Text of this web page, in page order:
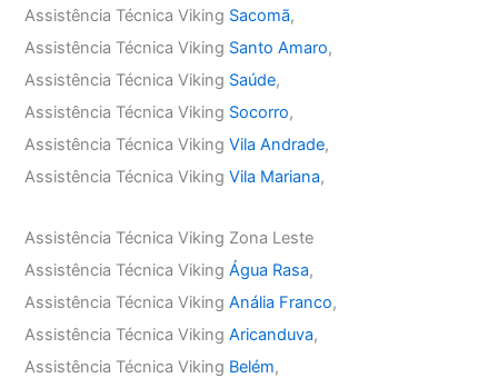
Assistência Técnica Viking Sacomã,
Assistência Técnica Viking Santo Amaro,
Assistência Técnica Viking Saúde,
Assistência Técnica Viking Socorro,
Assistência Técnica VikingVila Andrade,
Assistência Técnica VikingVila Mariana,
Assistência Técnica Viking Zona Leste
Assistência Técnica VikingÁgua Rasa,
Assistência Técnica VikingAnália Franco,
Assistência Técnica VikingAricanduva,
Assistência Técnica Viking Belém,